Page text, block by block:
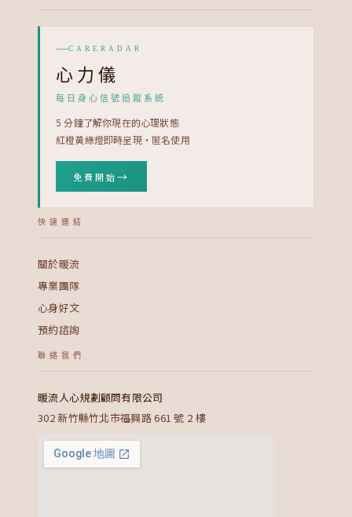
CARERADAR
心力儀
每日身心信號追蹤系統
5 分鐘了解你現在的心理狀態
紅橙黃綠燈即時呈現・匿名使用
免費開始→
快速連結
關於暖流
專業團隊
心身好文
預約諮詢
聯絡我們
暖流人心規劃顧問有限公司
302 新竹縣竹北市福興路 661 號 2 樓